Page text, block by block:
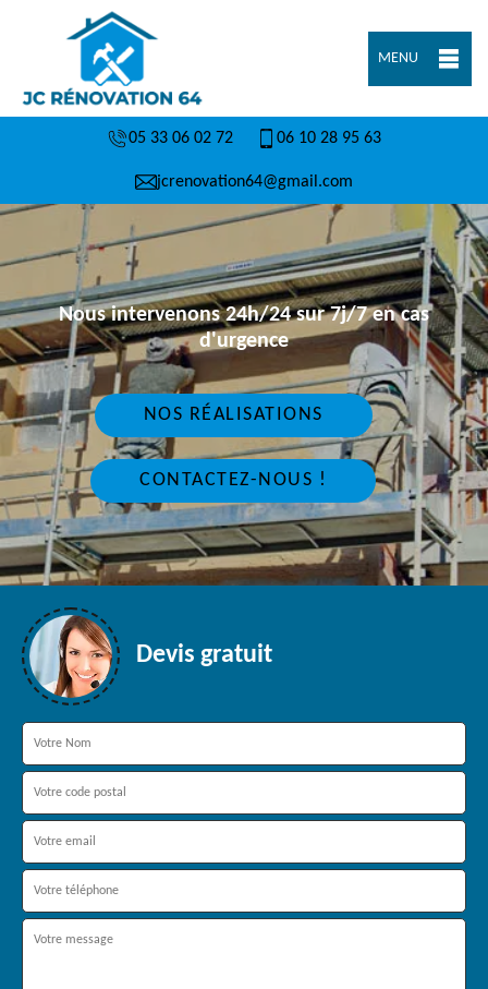
MENU
05 33 06 02 72 06 10 28 95 63
jcrenovation64@gmail.com
Nous intervenons 24h/24 sur 7j/7 en cas
d'urgence
NOS RÉALISATIONS
CONTACTEZ-NOUS !
Devis gratuit